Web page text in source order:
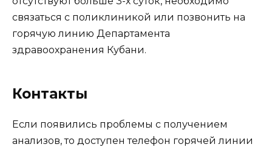
связаться с поликлиникой или позвонить на
горячую линию Департамента
здравоохранения Кубани.
Контакты
Если появились проблемы с получением
анализов, то доступен телефон горячей линии